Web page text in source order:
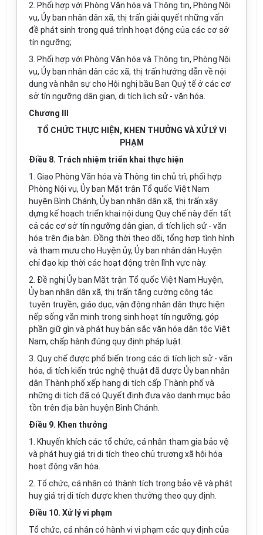
2. Phối hợp với Phòng Văn hóa và Thông tin, Phòng Nội
vụ, Ủy ban nhân dân xã, thị trấn giải quyết những vấn
đề phát sinh trong quá trình hoạt động của các cơ sở
tín ngưỡng;
3. Phối hợp với Phòng Văn hóa và Thông tin, Phòng Nội
vụ, Ủy ban nhân dân các xã, thị trấn hướng dẫn về nội
dung và nhân sự cho Hội nghị bầu Ban Quý tế ở các cơ
sở tín ngưỡng dân gian, di tích lịch sử - văn hóa.
Chương III
TỔ CHỨC THỰC HIỆN, KHEN THƯỞNG VÀ XỬ LÝ VI
PHẠM
Điều 8. Trách nhiệm triển khai thực hiện
1. Giao Phòng Văn hóa và Thông tin chủ trì, phối hợp
Phòng Nội vụ, Ủy ban Mặt trận Tổ quốc Việt Nam
huyện Bình Chánh, Ủy ban nhân dân xã, thị trấn xây
dựng kế hoạch triển khai nội dung Quy chế này đến tất
cả các cơ sở tín ngưỡng dân gian, di tích lịch sử - văn
hóa trên địa bàn. Đồng thời theo dõi, tổng hợp tình hình
và tham mưu cho Huyện ủy, Ủy ban nhân dân Huyện
chỉ đạo kịp thời các hoạt động trên lĩnh vực này.
2. Đề nghị Ủy ban Mặt trận Tổ quốc Việt Nam Huyện,
Ủy ban nhân dân xã, thị trấn tăng cường công tác
tuyên truyền, giáo dục, vận động nhân dân thực hiện
nếp sống văn minh trong sinh hoạt tín ngưỡng, góp
phần giữ gìn và phát huy bản sắc văn hóa dân tộc Việt
Nam, chấp hành đúng quy định pháp luật.
3. Quy chế được phổ biến trong các di tích lịch sử - văn
hóa, di tích kiến trúc nghệ thuật đã được Ủy ban nhân
dân Thành phố xếp hạng di tích cấp Thành phố và
những di tích đã có Quyết định đưa vào danh mục bảo
tồn trên địa bàn huyện Bình Chánh.
Điều 9. Khen thưởng
1. Khuyến khích các tổ chức, cá nhân tham gia bảo vệ
và phát huy giá trị di tích theo chủ trương xã hội hóa
hoạt động văn hóa.
2. Tổ chức, cá nhân có thành tích trong bảo vệ và phát
huy giá trị di tích được khen thưởng theo quy định.
Điều 10. Xử lý vi phạm
Tổ chức, cá nhân có hành vi vi phạm các quy định của